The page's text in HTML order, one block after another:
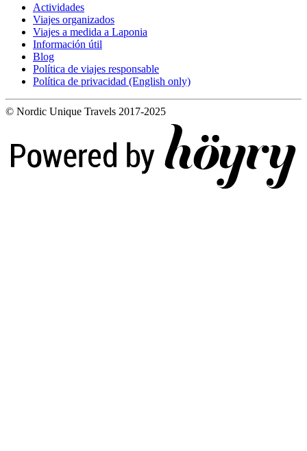
Actividades
Viajes organizados
Viajes a medida a Laponia
Información útil
Blog
Política de viajes responsable
Política de privacidad (English only)
© Nordic Unique Travels 2017-2025